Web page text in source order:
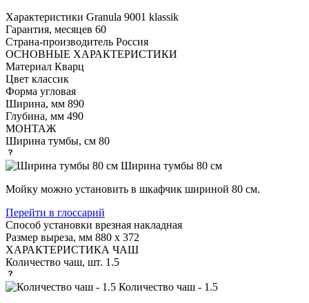
Характеристики Granula 9001 klassik
Гарантия, месяцев 60
Страна-производитель Россия
ОСНОВНЫЕ ХАРАКТЕРИСТИКИ
Материал Кварц
Цвет классик
Форма угловая
Ширина, мм 890
Глубина, мм 490
МОНТАЖ
Ширина тумбы, см 80
Ширина тумбы 80 см
Мойку можно установить в шкафчик шириной 80 см.
Перейти в глоссарий
Способ установки врезная накладная
Размер выреза, мм 880 х 372
ХАРАКТЕРИСТИКА ЧАШ
Количество чаш, шт. 1.5
Количество чаш - 1.5